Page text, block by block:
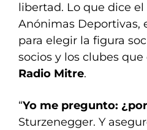
libertad. Lo que dice
Anónimas Deportivas,
para elegir la figura
socios y los clubes
Radio Mitre.
“Yo me pregunto:
Sturzenegger. Y